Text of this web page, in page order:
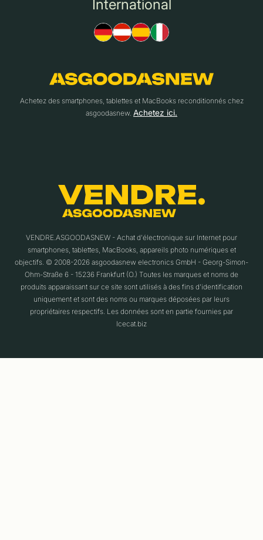
International
Achetez des smartphones, tablettes et MacBooks reconditionnés chez
asgoodasnew. Achetez ici.
VENDRE.ASGOODASNEW - Achat d'électronique sur Internet pour
smartphones, tablettes, MacBooks, appareils photo numériques et
objectifs. © 2008-2026 asgoodasnew electronics GmbH - Georg-Simon-
Ohm-Straße 6 - 15236 Frankfurt (O.) Toutes les marques et noms de
produits apparaissant sur ce site sont utilisés à des fins d'identification
uniquement et sont des noms ou marques déposées par leurs
propriétaires respectifs. Les données sont en partie fournies par
Icecat.biz